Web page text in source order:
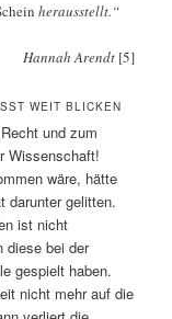
herausstellt.“
Hannah Arendt [5]
WEIT BLICKEN
und zum
Wissenschaft!
wäre, hätte
darunter gelitten.
ist nicht
diese bei der
gespielt haben.
nicht mehr auf die